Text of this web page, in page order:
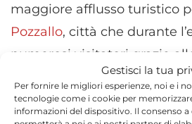
Gestisci la tua
Per fornire le migliori esperienze, noi e i
tecnologie come i cookie per
informazioni del dispositivo. Il consenso
maggiore afflusso turistico
Pozzallo, città che durante
numerosi visitatori grazie
suo lungomare. La nuova
aggiunge così un ulteriore